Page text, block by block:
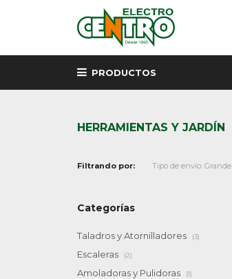
PRODUCTOS
HERRAMIENTAS Y JARDÍN
Filtrando por: Tipo de envío: Grande
Categorías
Taladros y Atornilladores (3)
Escaleras (2)
Amoladoras y Pulidoras (1)